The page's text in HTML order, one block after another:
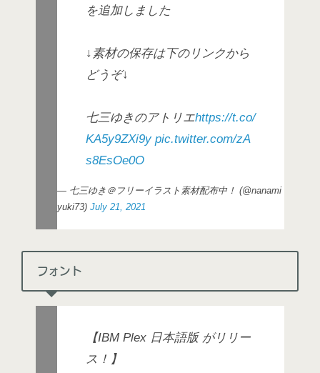
を追加しました
↓素材の保存は下のリンクから
どうぞ↓
七三ゆきのアトリエhttps://t.co/
KA5y9ZXi9y pic.twitter.com/zA
s8EsOe0O
— 七三ゆき＠フリーイラスト素材配布中！ (@nanami
yuki73) July 21, 2021
フォント
【IBM Plex 日本語版 がリリー
ス！】